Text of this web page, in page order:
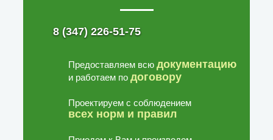
8 (347) 226-51-75
Предоставляем всю документацию
и работаем по договору
Проектируем с соблюдением
всех норм и правил